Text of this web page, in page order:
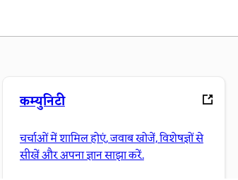
कम्युनिटी
चर्चाओं में शामिल होएं, जवाब खोजें, विशेषज्ञों से
सीखें और अपना ज्ञान साझा करें.